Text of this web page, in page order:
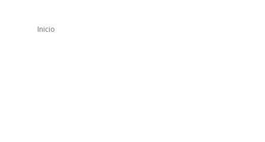
Inicio